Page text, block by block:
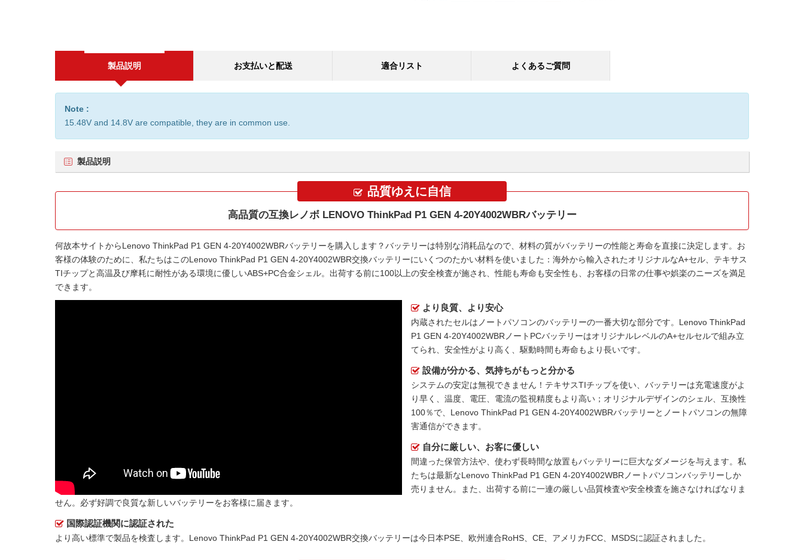
製品説明 お支払いと配送 適合リスト よくあるご質問
Note :
15.48V and 14.8V are compatible, they are in common use.
製品説明
品質ゆえに自信
高品質の互換レノボ LENOVO ThinkPad P1 GEN 4-20Y4002WBRバッテリー
何故本サイトからLenovo ThinkPad P1 GEN 4-20Y4002WBRバッテリーを購入します？バッテリーは特別な消耗品なので、材料の質がバッテリーの性能と寿命を直接に決定します。お
客様の体験のために、私たちはこのLenovo ThinkPad P1 GEN 4-20Y4002WBR交換バッテリーにいくつのたかい材料を使いました：海外から輸入されたオリジナルなA+セル、テキサス
TIチップと高温及び摩耗に耐性がある環境に優しいABS+PC合金シェル。出荷する前に100以上の安全検査が施され、性能も寿命も安全性も、お客様の日常の仕事や娯楽のニーズを満足
できます。
より良質、より安心
内蔵されたセルはノートパソコンのバッテリーの一番大切な部分です。 Lenovo ThinkPad
P1 GEN 4-20Y4002WBRノートPCバッテリーはオリジナルレベルのA+セルセルで組み立
てられ、安全性がより高く、駆動時間も寿命もより長いです。
設備が分かる、気持ちがもっと分かる
システムの安定は無視できません！テキサスTIチップを使い、バッテリーは充電速度がよ
り早く、温度、電圧、電流の監視精度もより高い；オリジナルデザインのシェル、互換性
100％で、Lenovo ThinkPad P1 GEN 4-20Y4002WBRバッテリーとノートパソコンの無障
害通信ができます。
自分に厳しい、お客に優しい
間違った保管方法や、使わず長時間な放置もバッテリーに巨大なダメージを与えます。私
たちは最新なLenovo ThinkPad P1 GEN 4-20Y4002WBRノートパソコンバッテリー しか
売りません。また、出荷する前に一連の厳しい品質検査や安全検査を施さなければなりま
せん。必ず好調で良質な新しいバッテリーをお客様に届きます。
国際認証機関に認証された
より高い標準で製品を検査します。Lenovo ThinkPad P1 GEN 4-20Y4002WBR交換バッテリーは今日本PSE、欧州連合RoHS、CE、アメリカFCC、MSDSに認証されました。